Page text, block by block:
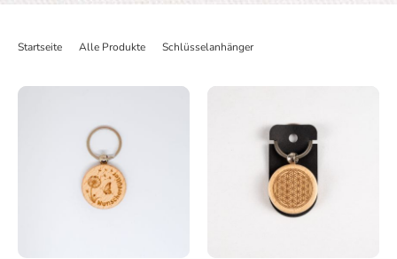
Startseite Alle Produkte Schlüsselanhänger